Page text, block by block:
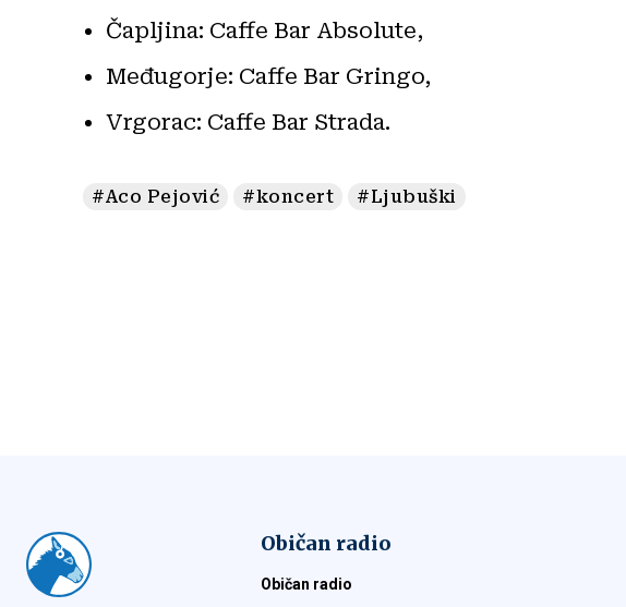
Čapljina: Caffe Bar Absolute,
Međugorje: Caffe Bar Gringo,
Vrgorac: Caffe Bar Strada.
#Aco Pejović #koncert #Ljubuški
Običan radio
Običan radio